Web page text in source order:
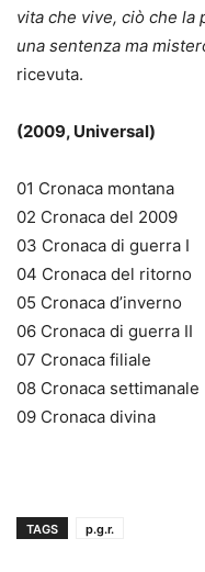
vita che vive, ciò che la
una sentenza ma
ricevuta.
(2009, Universal)
01 Cronaca montana
02 Cronaca del 2009
03 Cronaca di guerra I
04 Cronaca del ritorno
05 Cronaca d’inverno
06 Cronaca di guerra II
07 Cronaca filiale
08 Cronaca settimanale
09 Cronaca divina
TAGS p.g.r.